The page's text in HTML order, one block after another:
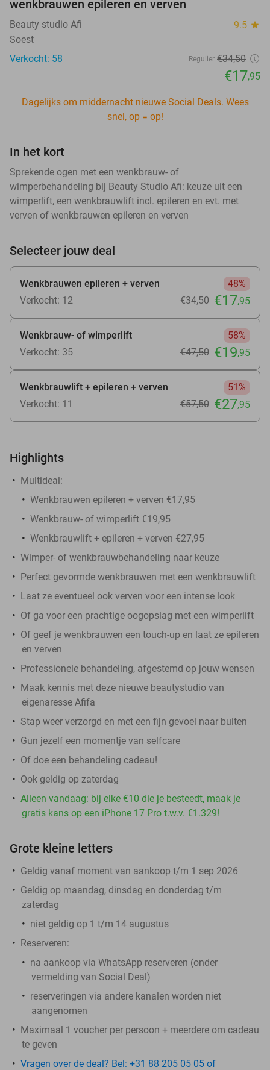
wenkbrauwen epileren en verven
Beauty studio Afi 9.5 star
Soest
Verkocht: 58
Regulier €34,50
€17,95
Dagelijks om middernacht nieuwe Social Deals. Wees
snel, op = op!
In het kort
Sprekende ogen met een wenkbrauw- of
wimperbehandeling bij Beauty Studio Afi: keuze uit een
wimperlift, een wenkbrauwlift incl. epileren en evt. met
verven of wenkbrauwen epileren en verven
Selecteer jouw deal
Wenkbrauwen epileren + verven
48%
Verkocht: 12
€34,50 €17,95
Wenkbrauw- of wimperlift
58%
Verkocht: 35
€47,50 €19,95
Wenkbrauwlift + epileren + verven
51%
Verkocht: 11
€57,50 €27,95
Highlights
Multideal:
Wenkbrauwen epileren + verven €17,95
Wenkbrauw- of wimperlift €19,95
Wenkbrauwlift + epileren + verven €27,95
Wimper- of wenkbrauwbehandeling naar keuze
Perfect gevormde wenkbrauwen met een wenkbrauwlift
Laat ze eventueel ook verven voor een intense look
Of ga voor een prachtige oogopslag met een wimperlift
Of geef je wenkbrauwen een touch-up en laat ze epileren
en verven
Professionele behandeling, afgestemd op jouw wensen
Maak kennis met deze nieuwe beautystudio van
eigenaresse Afifa
Stap weer verzorgd en met een fijn gevoel naar buiten
Gun jezelf een momentje van selfcare
Of doe een behandeling cadeau!
Ook geldig op zaterdag
Alleen vandaag: bij elke €10 die je besteedt, maak je
gratis kans op een iPhone 17 Pro t.w.v. €1.329!
Grote kleine letters
Geldig vanaf moment van aankoop t/m 1 sep 2026
Geldig op maandag, dinsdag en donderdag t/m
zaterdag
niet geldig op 1 t/m 14 augustus
Reserveren:
na aankoop via WhatsApp reserveren (onder
vermelding van Social Deal)
reserveringen via andere kanalen worden niet
aangenomen
Maximaal 1 voucher per persoon + meerdere om cadeau
te geven
Vragen over de deal? Bel: +31 88 205 05 05 of